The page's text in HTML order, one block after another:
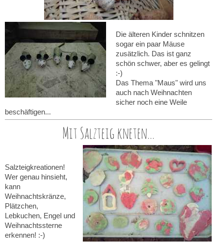
Die älteren Kinder schnitzen
sogar ein paar Mäuse
zusätzlich. Das ist ganz
schön schwer, aber es gelingt
:-)
Das Thema "Maus" wird uns
auch nach Weihnachten
sicher noch eine Weile
beschäftigen...
Mit Salzteig kneten...
Salzteigkreationen!
Wer genau hinsieht,
kann
Weihnachtskränze,
Plätzchen,
Lebkuchen, Engel und
Weihnachtssterne
erkennen! :-)